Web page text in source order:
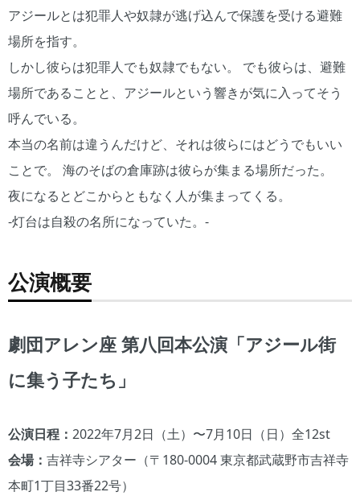
アジールとは犯罪人や奴隷が逃げ込んで保護を受ける避難
場所を指す。
しかし彼らは犯罪人でも奴隷でもない。 でも彼らは、避難
場所であることと、アジールという響きが気に入ってそう
呼んでいる。
本当の名前は違うんだけど、それは彼らにはどうでもいい
ことで。 海のそばの倉庫跡は彼らが集まる場所だった。
夜になるとどこからともなく人が集まってくる。
-灯台は自殺の名所になっていた。-
公演概要
劇団アレン座 第八回本公演「アジール街
に集う子たち」
公演日程： 2022年7月2日（土）〜7月10日（日）全12st
会場： 吉祥寺シアター（〒180-0004 東京都武蔵野市吉祥寺
本町1丁目33番22号）